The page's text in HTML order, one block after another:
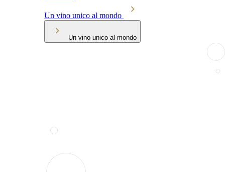
Un vino unico al mondo
Un vino unico al mondo